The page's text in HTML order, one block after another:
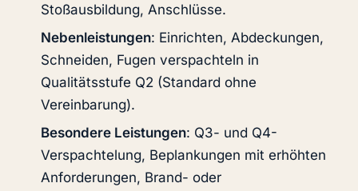
Stoßausbildung, Anschlüsse.
Nebenleistungen: Einrichten, Abdeckungen,
Schneiden, Fugen verspachteln in
Qualitätsstufe Q2 (Standard ohne
Vereinbarung).
Besondere Leistungen: Q3- und Q4-
Verspachtelung, Beplankungen mit erhöhten
Anforderungen, Brand- oder